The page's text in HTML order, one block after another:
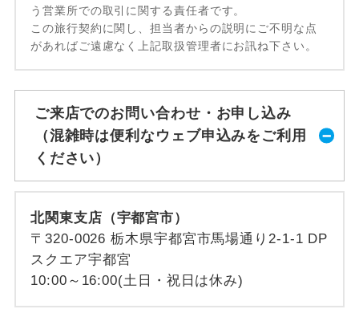
う営業所での取引に関する責任者です。
この旅行契約に関し、担当者からの説明にご不明な点
があればご遠慮なく上記取扱管理者にお訊ね下さい。
ご来店でのお問い合わせ・お申し込み
（混雑時は便利なウェブ申込みをご利用
ください）
北関東支店（宇都宮市）
〒320-0026 栃木県宇都宮市馬場通り2-1-1 DP
スクエア宇都宮
10:00～16:00(土日・祝日は休み)